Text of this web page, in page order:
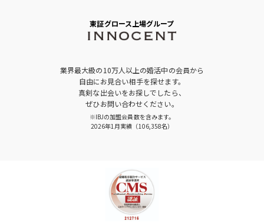
東証グロース上場グループ
業界最大級の10万人以上の婚活中の会員から
自由にお見合い相手を探せます。
真剣な出会いをお探しでしたら、
ぜひお問い合わせください。
※IBJの加盟会員数を含みます。
2026年1月実績（106,358名）